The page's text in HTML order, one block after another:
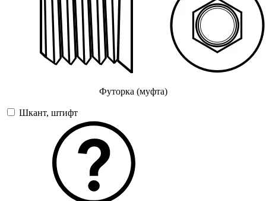
Футорка (муфта)
Шкант, штифт